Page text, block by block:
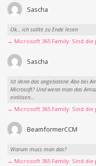
Sascha
Ok… ich sollte zu Ende lesen
→ Microsoft 365 Family: Sind
Sascha
Ist denn das angebotene Abo bei
Microsoft? Und wenn man das
einlösen...
→ Microsoft 365 Family: Sind
BeamformerCCM
Warum muss man das?
→ Microsoft 365 Family: Sind